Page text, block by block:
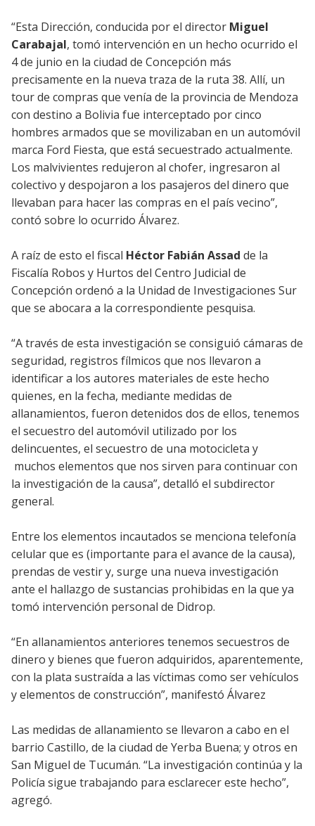
“Esta Dirección, conducida por el director Miguel
Carabajal, tomó intervención en un hecho ocurrido el
4 de junio en la ciudad de Concepción más
precisamente en la nueva traza de la ruta 38. Allí, un
tour de compras que venía de la provincia de Mendoza
con destino a Bolivia fue interceptado por cinco
hombres armados que se movilizaban en un automóvil
marca Ford Fiesta, que está secuestrado actualmente.
Los malvivientes redujeron al chofer, ingresaron al
colectivo y despojaron a los pasajeros del dinero que
llevaban para hacer las compras en el país vecino”,
contó sobre lo ocurrido Álvarez.
A raíz de esto el fiscal Héctor Fabián Assad de la
Fiscalía Robos y Hurtos del Centro Judicial de
Concepción ordenó a la Unidad de Investigaciones Sur
que se abocara a la correspondiente pesquisa.
“A través de esta investigación se consiguió cámaras de
seguridad, registros fílmicos que nos llevaron a
identificar a los autores materiales de este hecho
quienes, en la fecha, mediante medidas de
allanamientos, fueron detenidos dos de ellos, tenemos
el secuestro del automóvil utilizado por los
delincuentes, el secuestro de una motocicleta y
muchos elementos que nos sirven para continuar con
la investigación de la causa”, detalló el subdirector
general.
Entre los elementos incautados se menciona telefonía
celular que es (importante para el avance de la causa),
prendas de vestir y, surge una nueva investigación
ante el hallazgo de sustancias prohibidas en la que ya
tomó intervención personal de Didrop.
“En allanamientos anteriores tenemos secuestros de
dinero y bienes que fueron adquiridos, aparentemente,
con la plata sustraída a las víctimas como ser vehículos
y elementos de construcción”, manifestó Álvarez
Las medidas de allanamiento se llevaron a cabo en el
barrio Castillo, de la ciudad de Yerba Buena; y otros en
San Miguel de Tucumán. “La investigación continúa y la
Policía sigue trabajando para esclarecer este hecho”,
agregó.